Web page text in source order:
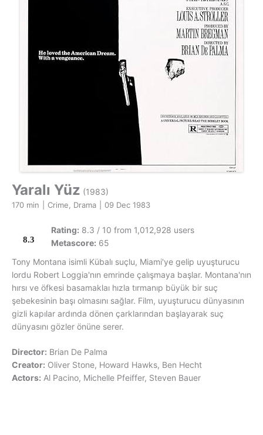
Yaralı Yüz (1983)
170 min Crime, Drama 09 Dec 1983
8.3
Rating: 8.3 / 10 from 1,012,928 users
Metascore: 65
Tony Montana isimli Kübalı suçlu, Miami'ye gelip uyuşturucu
lordu Robert Loggia'nın emrinde çalışmaya başlar. Montana'nın
hırsı ve öfkesi basamaklaı hızla tırmanıp büyük bir suç
şebekesinin başı olmasını sağlar. Film, uyuşturucu dünyasının
gizli kapılar ardında dönen çarklarından başlayarak suç
dünyasını gözler önüne serer.
Director: Brian De Palma
Creator: Oliver Stone, Howard Hawks, Ben Hecht
Actors: Al Pacino, Michelle Pfeiffer, Steven Bauer